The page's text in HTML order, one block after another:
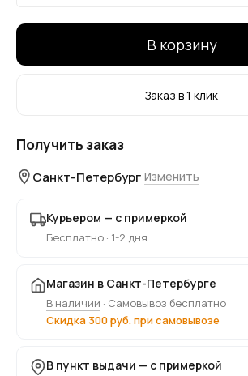
В корзину
Заказ в 1 клик
Получить заказ
Санкт-Петербург Изменить
Курьером — с примеркой
Бесплатно · 1-2 дня
Магазин в Санкт-Петербурге
В наличии · Самовывоз бесплатно
Скидка 300 руб. при самовывозе
В пункт выдачи — с примеркой